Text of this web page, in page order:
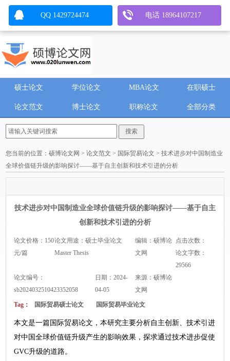
硕士论文 学位论文 MBA论文 在职硕士
论文范文 博士论文 职称论文 全部分类
您当前的位置：硕博论文网 >论文范文 > 国际贸易论文 > 技术进步对中国制造业
全球价值链升级的影响探讨——基于自主创新和技术引进的分析
技术进步对中国制造业全球价值链升级的影响探讨——基于自主
创新和技术引进的分析
论文价格：150
元/篇
论文用途：硕士毕业论文
Master Thesis
编辑：硕博论
文网
点击次数：
论文字数：
29566
论文编号：
sb2024032510423352058
日期：2024-
04-05
来源：硕博论
文网
Tag： 国际贸易硕士论文 国际贸易毕业论文
本文是一篇国际贸易论文，本研究主要分析自主创新、技术引进
对中国全球价值链升级产生的影响效果，探求通过技术进步促使
GVC升级的道路。
QQ 1429724474 电话 18964107217